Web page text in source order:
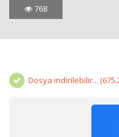
768
Dosya indirilebilir...